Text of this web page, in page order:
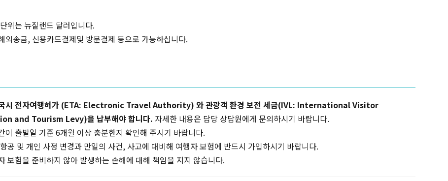
위는 뉴질랜드 달러입니다.
외송금, 신용카드결제및 방문결제 등으로 가능하십니다.
시 전자여행허가 (ETA: Electronic Travel Authority) 와 관광객 환경 보전 세금(IVL: International Visitor
and Tourism Levy)을 납부해야 합니다. 자세한 내용은 담당 상담원에게 문의하시기 바랍니다.
이 출발일 기준 6개월 이상 충분한지 확인해 주시기 바랍니다.
공 및 개인 사정 변경과 만일의 사건, 사고에 대비해 여행자 보험에 반드시 가입하시기 바랍니다.
보험을 준비하지 않아 발생하는 손해에 대해 책임을 지지 않습니다.